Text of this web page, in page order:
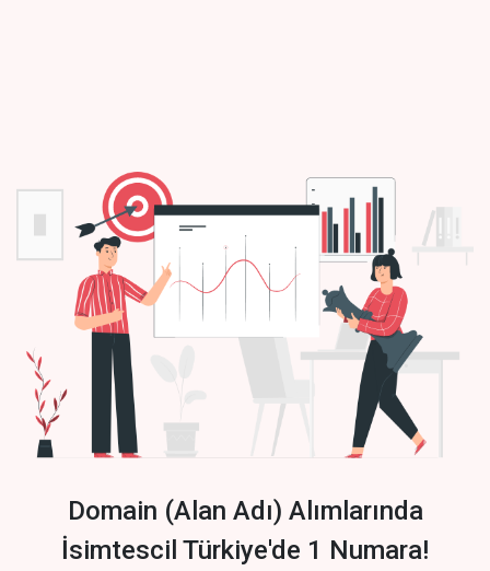
Domain (Alan Adı) Alımlarında
İsimtescil Türkiye'de 1 Numara!